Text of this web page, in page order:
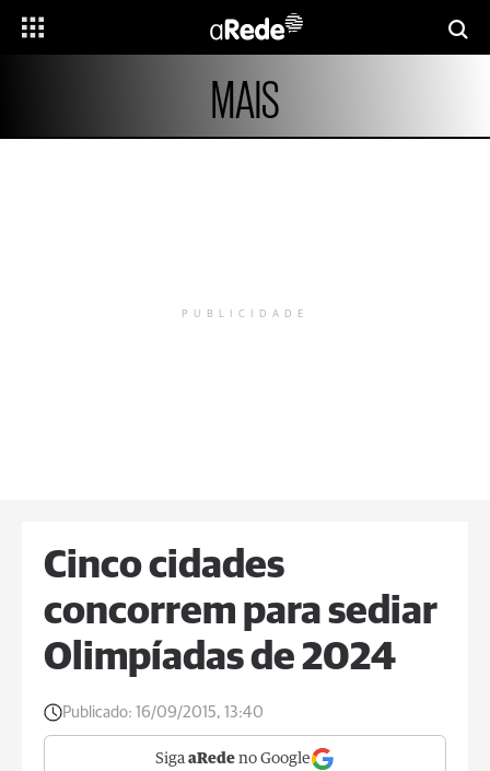
MAIS
PUBLICIDADE
Cinco cidades
concorrem para sediar
Olimpíadas de 2024
Publicado: 16/09/2015, 13:40
Siga aRede no Google